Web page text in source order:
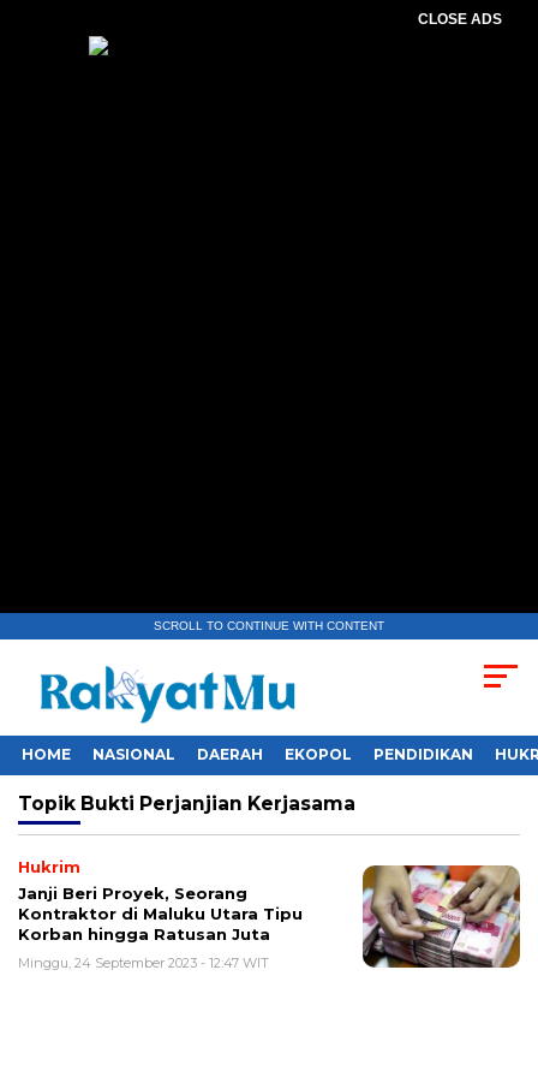
CLOSE ADS
SCROLL TO CONTINUE WITH CONTENT
HOME NASIONAL DAERAH EKOPOL PENDIDIKAN
Topik Bukti Perjanjian Kerjasama
Hukrim
Janji Beri Proyek, Seorang
Kontraktor di Maluku Utara Tipu
Korban hingga Ratusan Juta
Minggu, 24 September 2023 - 12:47 WIT